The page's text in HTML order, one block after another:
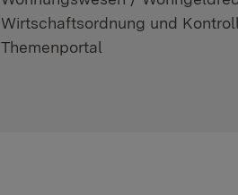
Wirtschaftsordnung und
Themenportal